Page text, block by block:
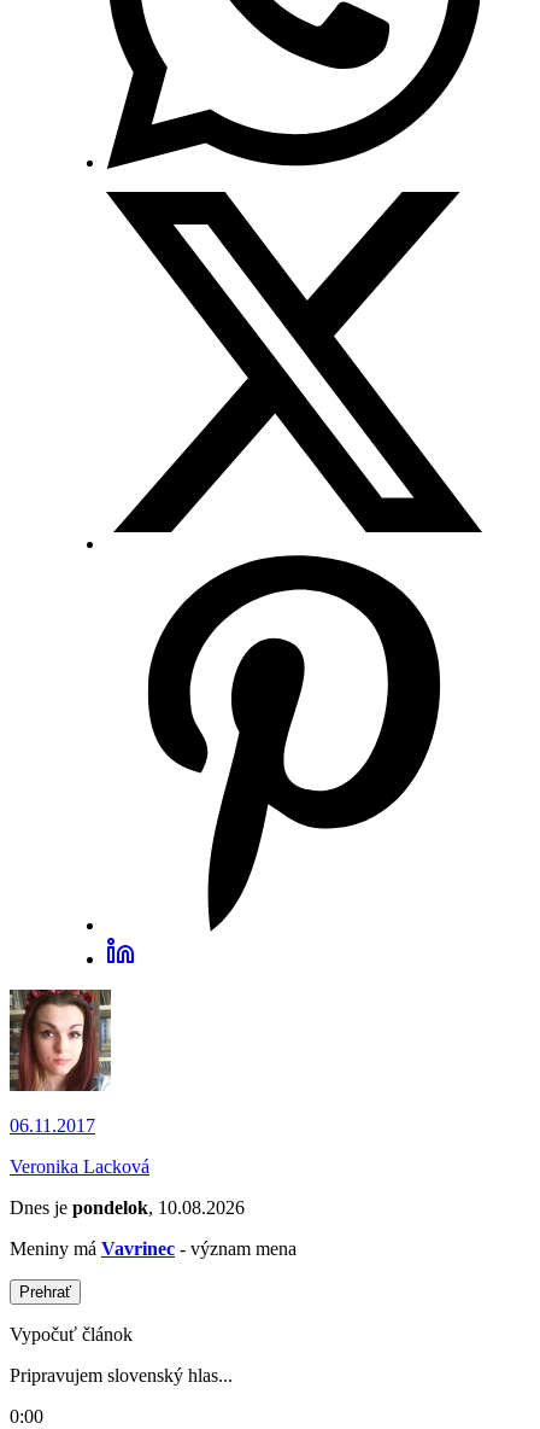
06.11.2017
Veronika Lacková
Dnes je pondelok, 10.08.2026
Meniny má Vavrinec - význam mena
Prehrať
Vypočuť článok
Pripravujem slovenský hlas...
0:00